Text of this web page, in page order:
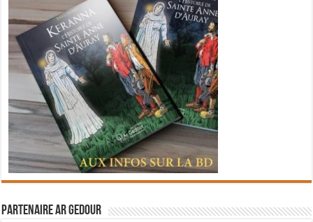
Partenaire Ar Gedour